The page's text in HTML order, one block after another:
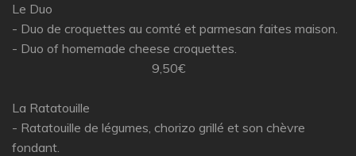
Le Duo
- Duo de croquettes au comté et parmesan faites maison.
- Duo of homemade cheese croquettes.
9,50€
La Ratatouille
- Ratatouille de légumes, chorizo grillé et son chèvre
fondant.